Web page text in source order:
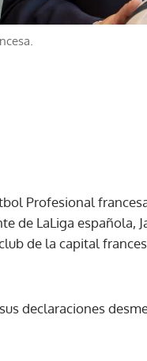
Profesional
de LaLiga española,
de la capital
declaraciones